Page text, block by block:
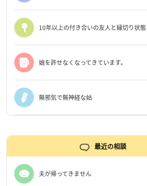
10年以上の付き合いの友人と縁切り状
娘を許せなくなってきています。
無邪気で無神経な姑
最近の相談
夫が帰ってきません